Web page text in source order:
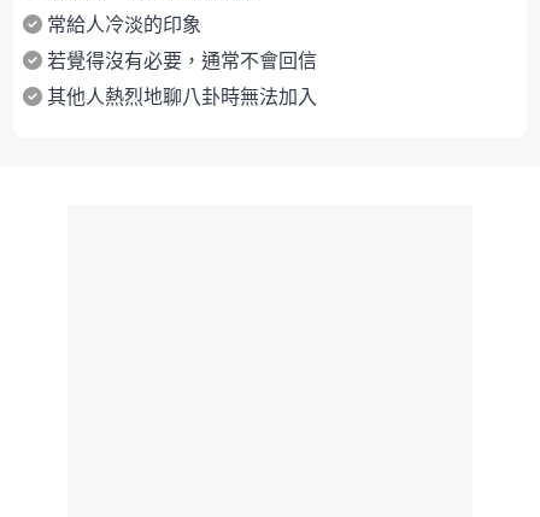
常給人冷淡的印象
若覺得沒有必要，通常不會回信
其他人熱烈地聊八卦時無法加入